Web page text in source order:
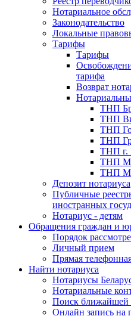
Нотариальное
Законодательство
Локальные
Тарифы
Тарифы
тарифа
Возврат
ТНП
ТНП
ТНП
ТНП
ТНП г.
ТНП
ТНП
Депозит нотариуса
Публичные
иностранных
Нотариус - детям
Обращения граждан и
Порядок
Личный прием
Прямая
Найти нотариуса
Нотариусы
Нотариальные
Поиск ближайшей
Онлайн запись на